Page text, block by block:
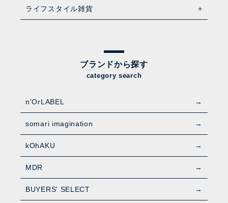
ライフスタイル雑貨
ブランドから探す
category search
n'OrLABEL
somari imagination
kOhAKU
MDR
BUYERS' SELECT